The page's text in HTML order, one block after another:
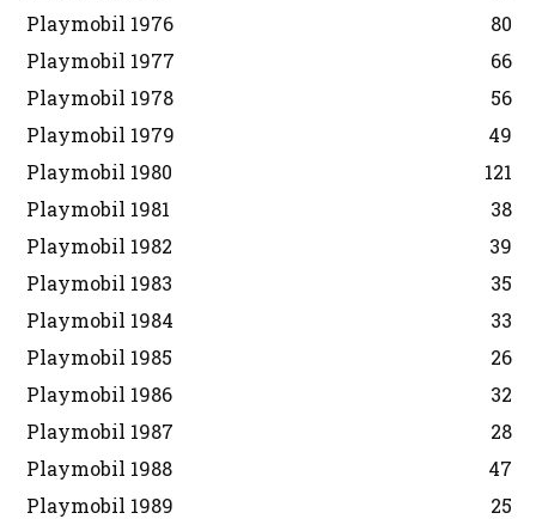
Playmobil 1976
80
Playmobil 1977
66
Playmobil 1978
56
Playmobil 1979
49
Playmobil 1980
121
Playmobil 1981
38
Playmobil 1982
39
Playmobil 1983
35
Playmobil 1984
33
Playmobil 1985
26
Playmobil 1986
32
Playmobil 1987
28
Playmobil 1988
47
Playmobil 1989
25